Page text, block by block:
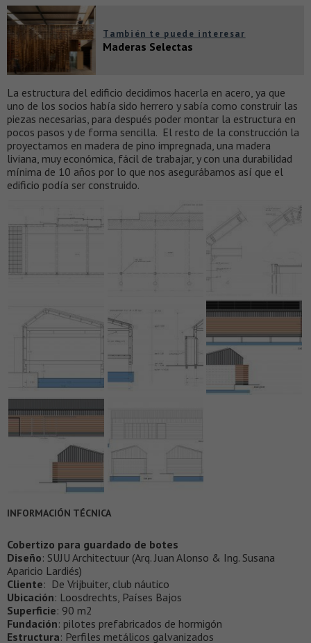
También te puede interesar
Maderas Selectas
La estructura del edificio decidimos hacerla en acero, ya que
uno de los socios había sido herrero y sabía como construir las
piezas necesarias, para después poder montar la estructura en
pocos pasos y de forma sencilla. El resto de la construcción la
proyectamos en madera de pino impregnada, una madera
liviana, muy económica, fácil de trabajar, y con una durabilidad
mínima de 10 años por lo que nos asegurábamos así que el
edificio podía ser construido.
INFORMACIÓN TÉCNICA
Cobertizo para guardado de botes
Diseño: SUJU Architectuur (Arq. Juan Alonso & Ing. Susana
Aparicio Lardiés)
Cliente: De Vrijbuiter, club náutico
Ubicación: Loosdrechts, Países Bajos
Superficie: 90 m2
Fundación: pilotes prefabricados de hormigón
Estructura: Perfiles metálicos galvanizados